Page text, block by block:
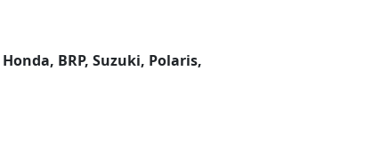
BRP, Suzuki, Polaris,